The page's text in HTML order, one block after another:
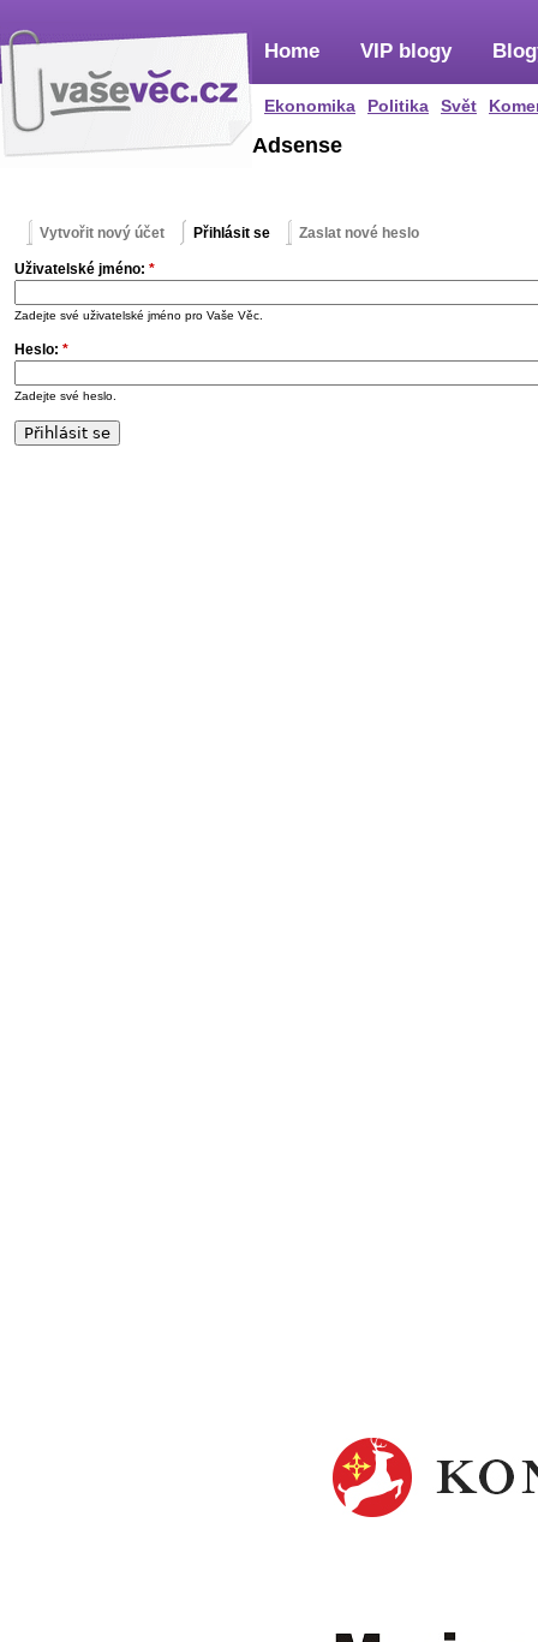
Home
Ekonomika Politika Svět
VIP blogy
Adsense
Vytvořit nový účet Přihlásit se Zaslat nové heslo
Uživatelské jméno: *
Zadejte své uživatelské jméno pro Vaše Věc.
Heslo: *
Zadejte své heslo.